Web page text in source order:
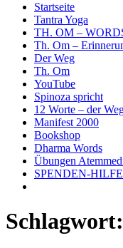
Startseite
Tantra Yoga
TH. OM –
Th. Om –
Der Weg
Th. Om
YouTube
Spinoza spricht
12 Worte – der
Manifest 2000
Bookshop
Dharma Words
Übungen
SPENDEN-HILFE
Schlagwort: